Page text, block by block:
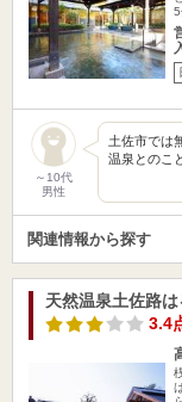
5
～10代
男性
土佐市では
温泉とのこ
関連情報から探す
天然温泉土佐路
3.4